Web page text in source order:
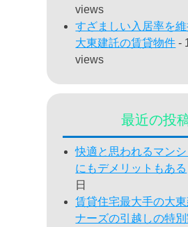
views
すざましい入居率を
大東建託の賃貸物件 -
views
最近の投
快適と思われるマン
にもデメリットもある
日
賃貸住宅最大手の大東
ナーズの引越しの特